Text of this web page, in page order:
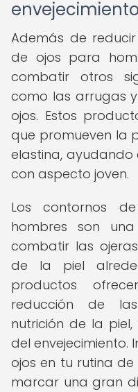
Además de
de ojos para
combatir otros
como las arrugas
ojos. Estos
que promueven la
elastina,
con aspecto joven.
Los contornos
hombres son
combatir las
de la piel
productos
reducción de
nutrición de la
del envejecimiento.
ojos en tu rutina
marcar una gran